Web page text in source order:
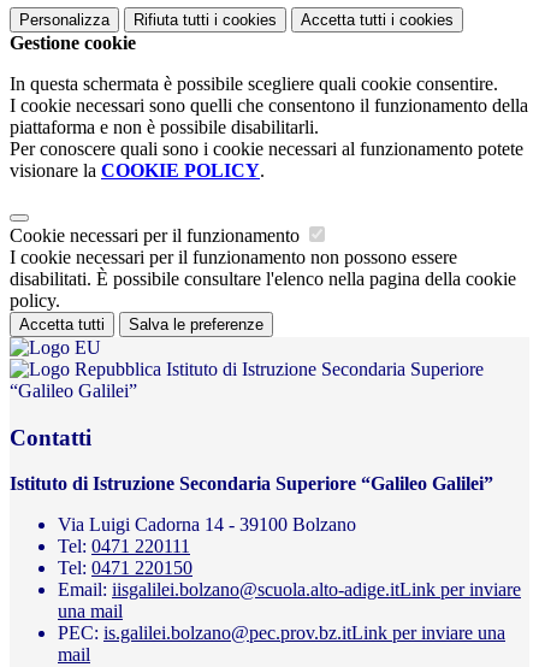
Personalizza Rifiuta tutti i cookies Accetta tutti i cookies
Gestione cookie
In questa schermata è possibile scegliere quali cookie consentire.
I cookie necessari sono quelli che consentono il funzionamento della
piattaforma e non è possibile disabilitarli.
Per conoscere quali sono i cookie necessari al funzionamento potete
visionare la COOKIE POLICY.
Cookie necessari per il funzionamento
I cookie necessari per il funzionamento non possono essere
disabilitati. È possibile consultare l'elenco nella pagina della cookie
policy.
Accetta tutti Salva le preferenze
Istituto di Istruzione Secondaria Superiore
“Galileo Galilei”
Contatti
Istituto di Istruzione Secondaria Superiore “Galileo Galilei”
Via Luigi Cadorna 14 - 39100 Bolzano
Tel: 0471 220111
Tel: 0471 220150
Email: iisgalilei.bolzano@scuola.alto-adige.itLink per inviare
una mail
PEC: is.galilei.bolzano@pec.prov.bz.itLink per inviare una
mail